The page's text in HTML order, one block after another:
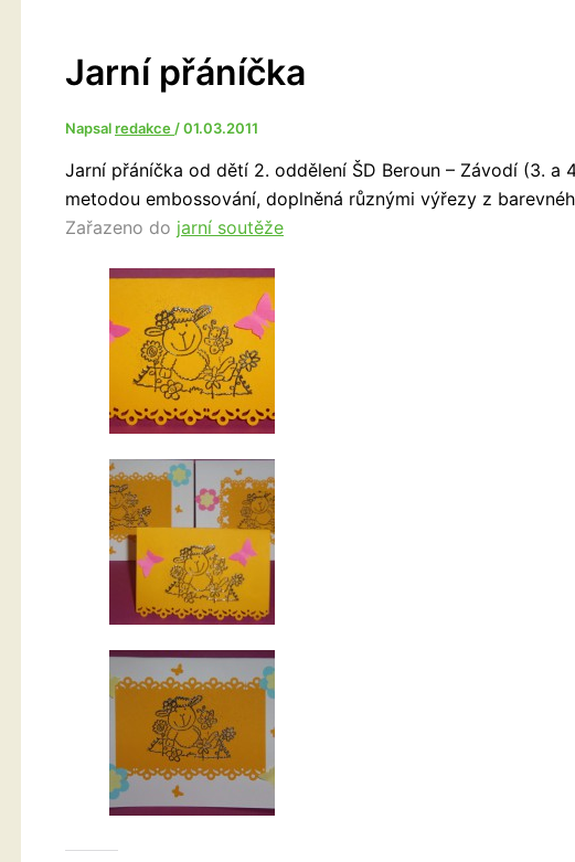
Jarní přáníčka
Napsalredakce /01.03.2011
Jarní přáníčka od dětí 2. oddělení ŠD Beroun – Závodí (3. a
metodou embossování, doplněná různými výřezy z
Zařazeno do jarní soutěže